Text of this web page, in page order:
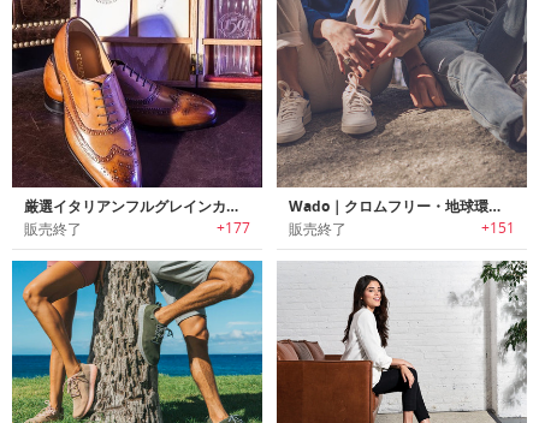
厳選イタリアンフルグレインカーフスキンレザーを使用したハンドメイドのドレスシューズ/スニーカー
販売終了 +177
Wado｜クロムフリー・地球環境に優しい80’sデザインのスニーカー「ワードー」
販売終了 +151